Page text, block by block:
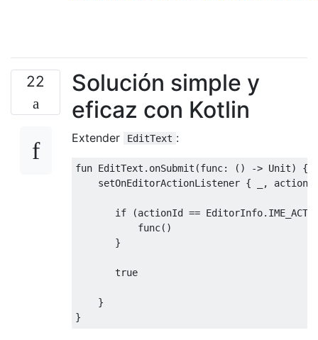
22
Solución simple y
eficaz con Kotlin
Extender EditText :
fun EditText . onSubmit (func: () -> Unit)
{
    setOnEditorActionListener
{ ,
if (actionId == EditorInfo.
           func
()
}
true
}
}